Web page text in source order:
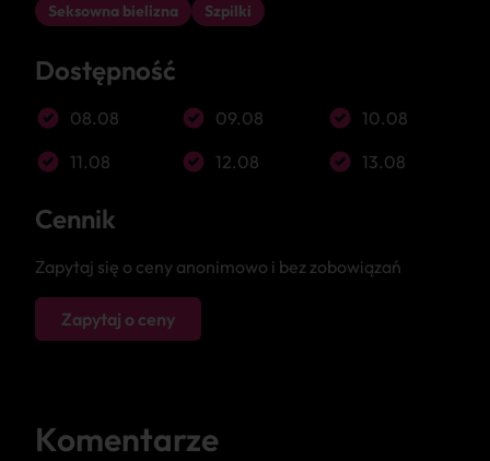
Seksowna bielizna
Szpilki
Dostępność
08.08 09.08
10.08
11.08
12.08 13.08
Cennik
Zapytaj się o ceny anonimowo i bez zobowiązań
Zapytaj o ceny
Komentarze